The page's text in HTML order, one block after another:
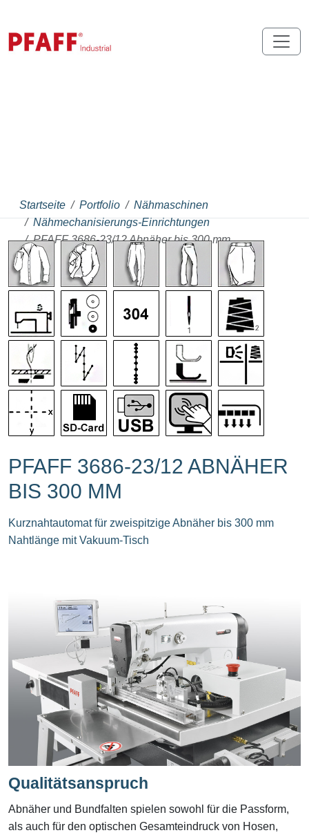
Startseite Portfolio
Nähmaschinen
Nähmechanisierungs-Einrichtungen
PFAFF 3686-23/12 Abnäher bis 300 mm
PFAFF 3686-23/12 ABNÄHER
BIS 300 MM
Kurznahtautomat für zweispitzige Abnäher bis 300 mm
Nahtlänge mit Vakuum-Tisch
Qualitätsanspruch
Abnäher und Bundfalten spielen sowohl für die Passform,
als auch für den optischen Gesamteindruck von Hosen,